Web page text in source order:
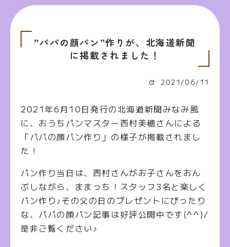
”パパの顔パン”作りが、北海道新聞
に掲載されました！
2021/06/11
2021年6月10日発行の北海道新聞みなみ風
に、おうちパンマスター西村美穂さんによる
「パパの顔パン作り」の様子が掲載されまし
た！
パン作り当日は、西村さんがお子さんをおん
ぶしながら、ままっち！スタッフ3名と楽しく
パン作り♪その父の日のプレゼントにぴったり
な、パパの顔パン記事は好評公開中です(^^)/
是非ご覧ください♪